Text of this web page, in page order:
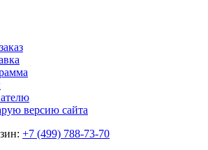
версию сайта
+7 (499) 788-73-70